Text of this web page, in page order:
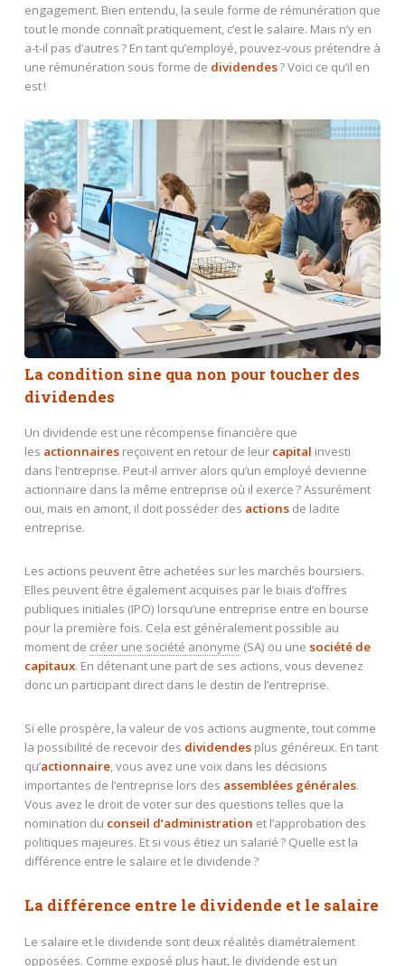
engagement. Bien entendu, la seule forme de rémunération que
tout le monde connaît pratiquement, c’est le salaire. Mais n’y en
a-t-il pas d’autres ? En tant qu’employé, pouvez-vous prétendre à
une rémunération sous forme de dividendes? Voici ce qu’il en
est !
La condition sine qua non pour toucher des
dividendes
Un dividende est une récompense financière que
les actionnairesreçoivent en retour de leur capital investi
dans l’entreprise. Peut-il arriver alors qu’un employé devienne
actionnaire dans la même entreprise où il exerce ? Assurément
oui, mais en amont, il doit posséder des actionsde ladite
entreprise.
Les actions peuvent être achetées sur les marchés boursiers.
Elles peuvent être également acquises par le biais d’offres
publiques initiales (IPO) lorsqu’une entreprise entre en bourse
pour la première fois. Cela est généralement possible au
moment de créer une société anonyme (SA) ou une société de
capitaux. En détenant une part de ses actions, vous devenez
donc un participant direct dans le destin de l’entreprise.
Si elle prospère, la valeur de vos actions augmente, tout comme
la possibilité de recevoir des dividendesplus généreux. En tant
qu’actionnaire, vous avez une voix dans les décisions
importantes de l’entreprise lors des assemblées générales.
Vous avez le droit de voter sur des questions telles que la
nomination du conseil d’administration et l’approbation des
politiques majeures. Et si vous étiez un salarié ? Quelle est la
différence entre le salaire et le dividende ?
La différence entre le dividende et le salaire
Le salaire et le dividende sont deux réalités diamétralement
opposées. Comme exposé plus haut, le dividende est un